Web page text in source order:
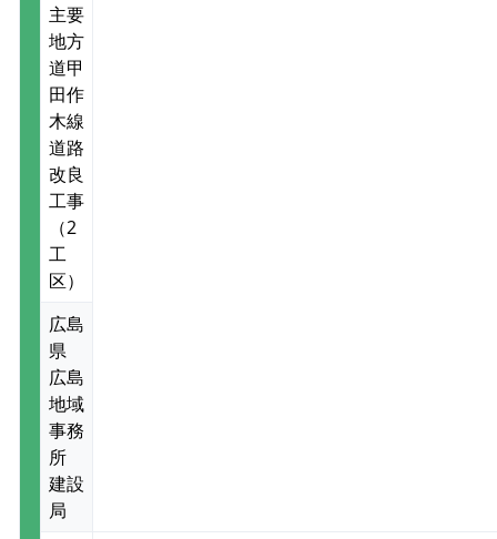
主要
地方
道甲
田作
木線
道路
改良
工事
（2
工
区）
広島
県
広島
地域
事務
所
建設
局